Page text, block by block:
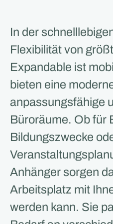
In der
Flexibilität von
Expandable ist
bieten eine
anpassungsfähige
Büroräume. Ob für
Bildungszwecke
Anhänger sorgen
Arbeitsplatz mit
werden kann. Sie